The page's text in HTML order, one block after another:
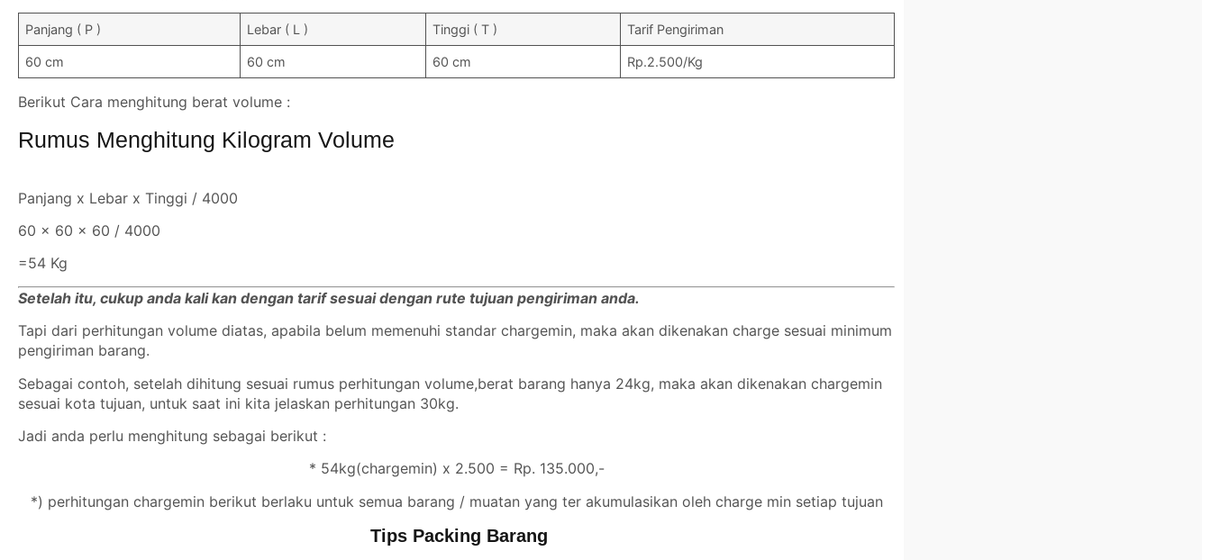
Panjang ( P ) Lebar ( L ) Tinggi ( T ) Tarif Pengiriman
60 cm 60 cm 60 cm Rp.2.500/Kg
Berikut Cara menghitung berat volume :
Rumus Menghitung Kilogram Volume
Panjang x Lebar x Tinggi / 4000
60 x 60 x 60 / 4000
=54 Kg
Setelah itu, cukup anda kali kan dengan tarif sesuai dengan rute tujuan pengiriman anda.
Tapi dari perhitungan volume diatas, apabila belum memenuhi standar chargemin, maka akan dikenakan charge sesuai minimum
pengiriman barang.
Sebagai contoh, setelah dihitung sesuai rumus perhitungan volume,berat barang hanya 24kg, maka akan dikenakan chargemin
sesuai kota tujuan, untuk saat ini kita jelaskan perhitungan 30kg.
Jadi anda perlu menghitung sebagai berikut :
* 54kg(chargemin) x 2.500 = Rp. 135.000,-
*) perhitungan chargemin berikut berlaku untuk semua barang / muatan yang ter akumulasikan oleh charge min setiap tujuan
Tips Packing Barang